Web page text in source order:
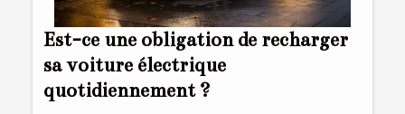
Est-ce une obligation de recharger
sa voiture électrique
quotidiennement ?